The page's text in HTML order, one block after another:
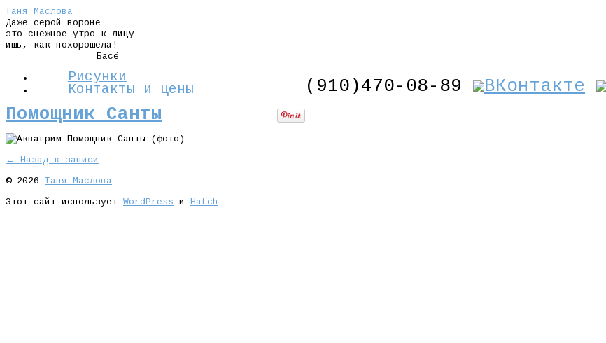
Таня Маслова
Даже серой вороне
это снежное утро к лицу -
ишь, как похорошела!
Басё
(910)470-08-89
Рисунки
Контакты и цены
Помощник Санты
← Назад к записи
© 2026 Таня Маслова
Этот сайт использует WordPress и Hatch